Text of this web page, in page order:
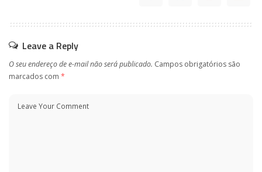
Leave a Reply
O seu endereço de e-mail não será publicado. Campos obrigatórios são
marcados com *